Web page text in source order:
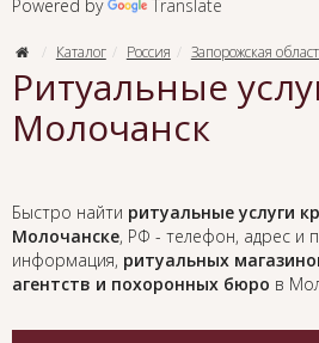
Powered by Translate
Каталог Россия Запорожская
Ритуальные
Молочанск
Быстро найти ритуальные услуги
Молочанске, РФ - телефон, адрес и
информация, ритуальных
агентств и похоронных бюро в